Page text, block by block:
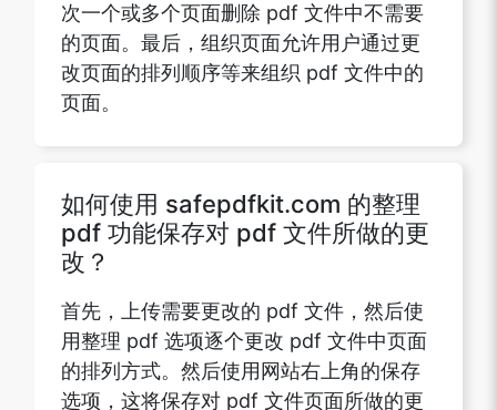
次一个或多个页面删除 pdf 文件中不需要
的页面。最后，组织页面允许用户通过更
改页面的排列顺序等来组织 pdf 文件中的
页面。
如何使用 safepdfkit.com 的整理
pdf 功能保存对 pdf 文件所做的更
改？
首先，上传需要更改的 pdf 文件，然后使
用整理 pdf 选项逐个更改 pdf 文件中页面
的排列方式。然后使用网站右上角的保存
选项，这将保存对 pdf 文件页面所做的更